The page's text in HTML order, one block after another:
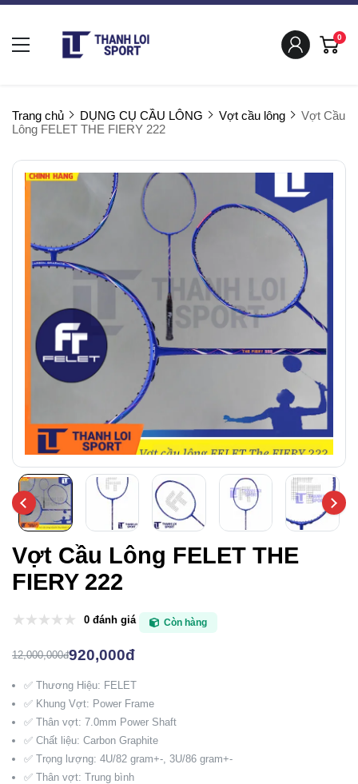
0
Trang chủ DỤNG CỤ CẦU LÔNG Vợt cầu lông
Vợt Cầu
Lông FELET THE FIERY 222
Vợt Cầu Lông FELET THE
FIERY 222
0 đánh giá Còn hàng
12,000,000đ920,000đ
✅ Thương Hiệu: FELET
✅ Khung Vợt: Power Frame
✅ Thân vợt: 7.0mm Power Shaft
✅ Chất liệu: Carbon Graphite
✅ Trọng lượng: 4U/82 gram+-, 3U/86 gram+-
✅ Thân vợt: Trung bình